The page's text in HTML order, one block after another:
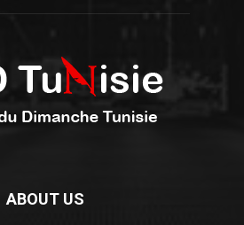
ABOUT US